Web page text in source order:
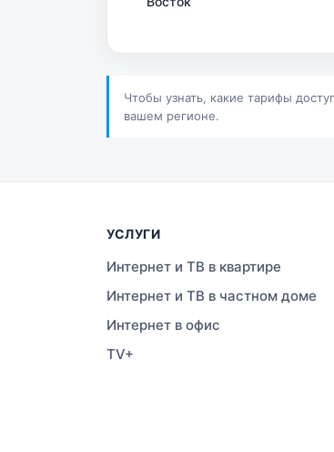
Шучинск
Чтобы узнать, какие тарифы
вашем регионе.
УСЛУГИ
Интернет и ТВ в квартире
Интернет и ТВ в частном доме
Интернет в офис
TV+